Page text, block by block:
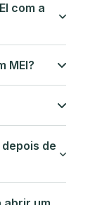
com a
MEI?
de